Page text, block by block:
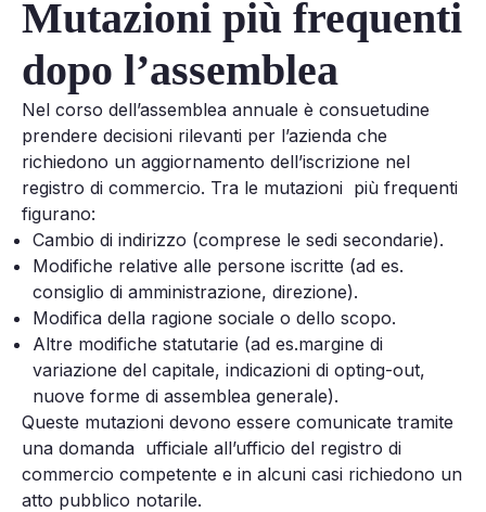
Mutazioni più frequenti
dopo l’assemblea
Nel corso dell’assemblea annuale è consuetudine
prendere decisioni rilevanti per l’azienda che
richiedono un aggiornamento dell’iscrizione nel
registro di commercio. Tra le mutazioni più frequenti
figurano:
Cambio di indirizzo (comprese le sedi secondarie).
Modifiche relative alle persone iscritte (ad es.
consiglio di amministrazione, direzione).
Modifica della ragione sociale o dello scopo.
Altre modifiche statutarie (ad es.margine di
variazione del capitale, indicazioni di opting-out,
nuove forme di assemblea generale).
Queste mutazioni devono essere comunicate tramite
una domanda ufficiale all’ufficio del registro di
commercio competente e in alcuni casi richiedono un
atto pubblico notarile.